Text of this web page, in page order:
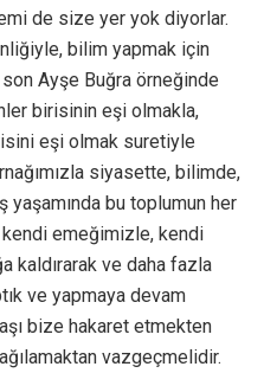
de size yer yok diyorlar.
bilim yapmak için
Ayşe Buğra örneğinde
birisinin eşi olmakla,
eşi olmak suretiyle
siyasette, bilimde,
yaşamında bu toplumun her
kendi emeğimizle, kendi
kaldırarak ve daha fazla
ve yapmaya devam
bize hakaret etmekten
vazgeçmelidir.